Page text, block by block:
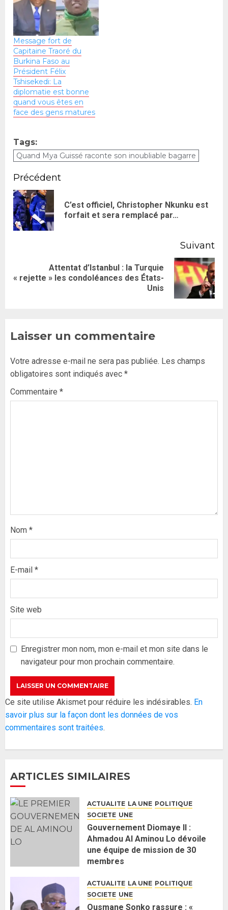
Message fort de
Capitaine Traoré du
Burkina Faso au
Président Félix
Tshisekedi: La
diplomatie est bonne
quand vous êtes en
face des gens matures
Tags:
Quand Mya Guissé raconte son inoubliable bagarre
Précédent
C’est officiel, Christopher Nkunku est
forfait et sera remplacé par…
Suivant
Attentat d’Istanbul : la Turquie
« rejette » les condoléances des États-
Unis
Laisser un commentaire
Votre adresse e-mail ne sera pas publiée. Les champs
obligatoires sont indiqués avec *
Commentaire *
Nom *
E-mail *
Site web
Enregistrer mon nom, mon e-mail et mon site dans le
navigateur pour mon prochain commentaire.
Ce site utilise Akismet pour réduire les indésirables. En
savoir plus sur la façon dont les données de vos
commentaires sont traitées.
ARTICLES SIMILAIRES
ACTUALITE LA UNE POLITIQUE
SOCIETE UNE
Gouvernement Diomaye II :
Ahmadou Al Aminou Lo dévoile
une équipe de mission de 30
membres
ACTUALITE LA UNE POLITIQUE
SOCIETE UNE
Ousmane Sonko rassure : «
Formation du nouveau
ses lignes rouges et met en
garde ses responsables
26 MAI 2026 0
4
Réintégration de Sonko à
l’Assemblée nationale : Adji
Mergane Kanouté défend la
5
J’espère me tromper »
26 MAI 2026
1
Gouvernement Diomaye II :
une équipe de mission de 30
membres
2 JUIN 2026 0